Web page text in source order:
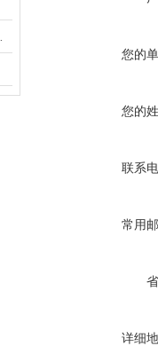
您的
您的
联系
常用
详细